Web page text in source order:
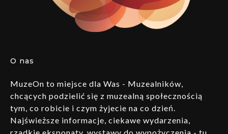
O nas
MuzeOn to miejsce dla Was - Muzealników,
chcących podzielić się z muzealną społecznością
tym, co robicie i czym żyjecie na co dzień.
Najświeższe informacje, ciekawe wydarzenia,